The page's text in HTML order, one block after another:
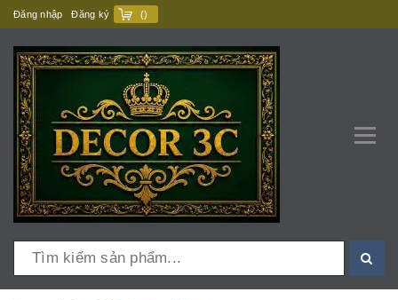
Đăng nhập Đăng ký ()